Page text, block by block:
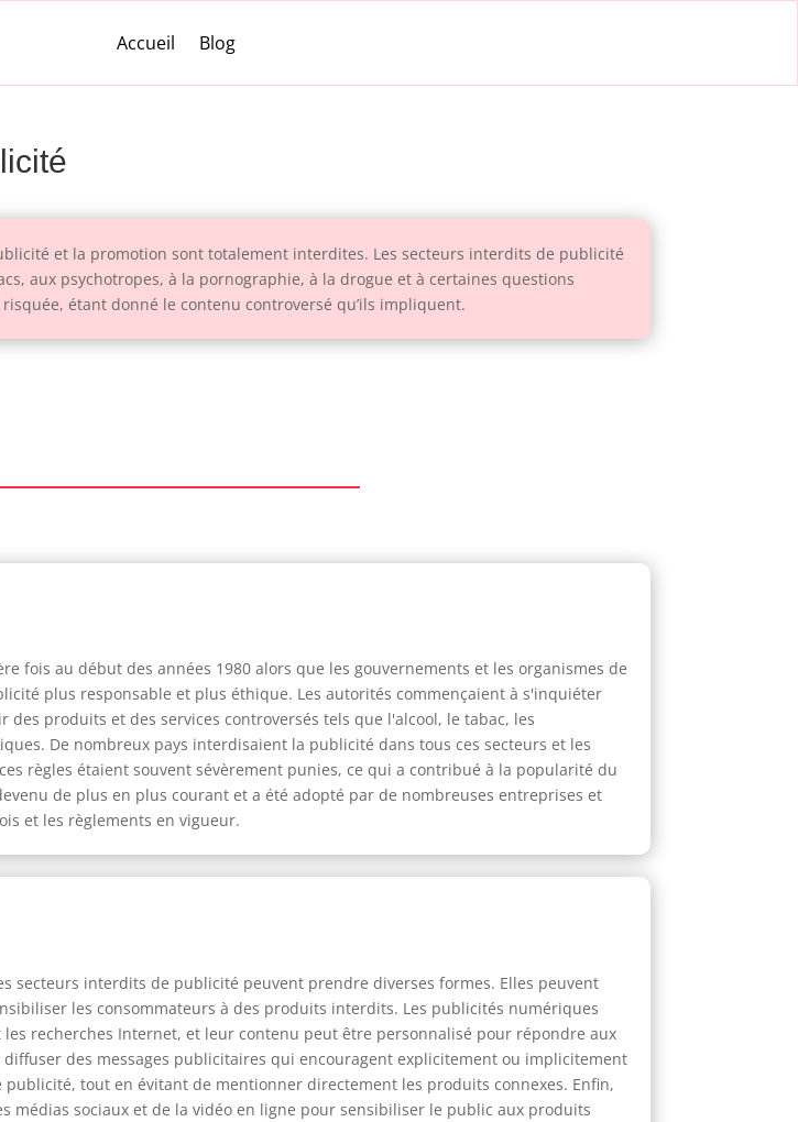
Accueil Blog
et la promotion sont totalement interdites. Les secteurs interdits de publicité
aux psychotropes, à la pornographie, à la drogue et à certaines questions
étant donné le contenu controversé qu’ils impliquent.
fois au début des années 1980 alors que les gouvernements et les organismes de
plus responsable et plus éthique. Les autorités commençaient à s'inquiéter
produits et des services controversés tels que l'alcool, le tabac, les
De nombreux pays interdisaient la publicité dans tous ces secteurs et les
règles étaient souvent sévèrement punies, ce qui a contribué à la popularité du
de plus en plus courant et a été adopté par de nombreuses entreprises et
et les règlements en vigueur.
interdits de publicité peuvent prendre diverses formes. Elles peuvent
les consommateurs à des produits interdits. Les publicités numériques
recherches Internet, et leur contenu peut être personnalisé pour répondre aux
des messages publicitaires qui encouragent explicitement ou implicitement
tout en évitant de mentionner directement les produits connexes. Enfin,
sociaux et de la vidéo en ligne pour sensibiliser le public aux produits